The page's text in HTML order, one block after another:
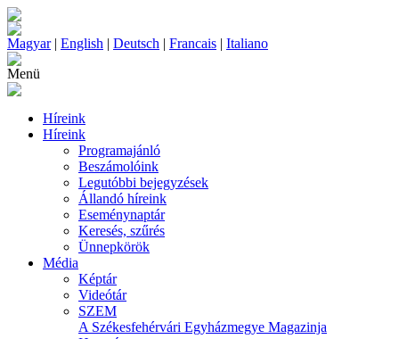
Magyar| English | Deutsch | Francais | Italiano
Menü
Híreink
Híreink
Programajánló
Beszámolóink
Legutóbbi bejegyzések
Állandó híreink
Eseménynaptár
Keresés, szűrés
Ünnepkörök
Média
Képtár
Videótár
SZEM
A Székesfehérvári Egyházmegye Magazinja